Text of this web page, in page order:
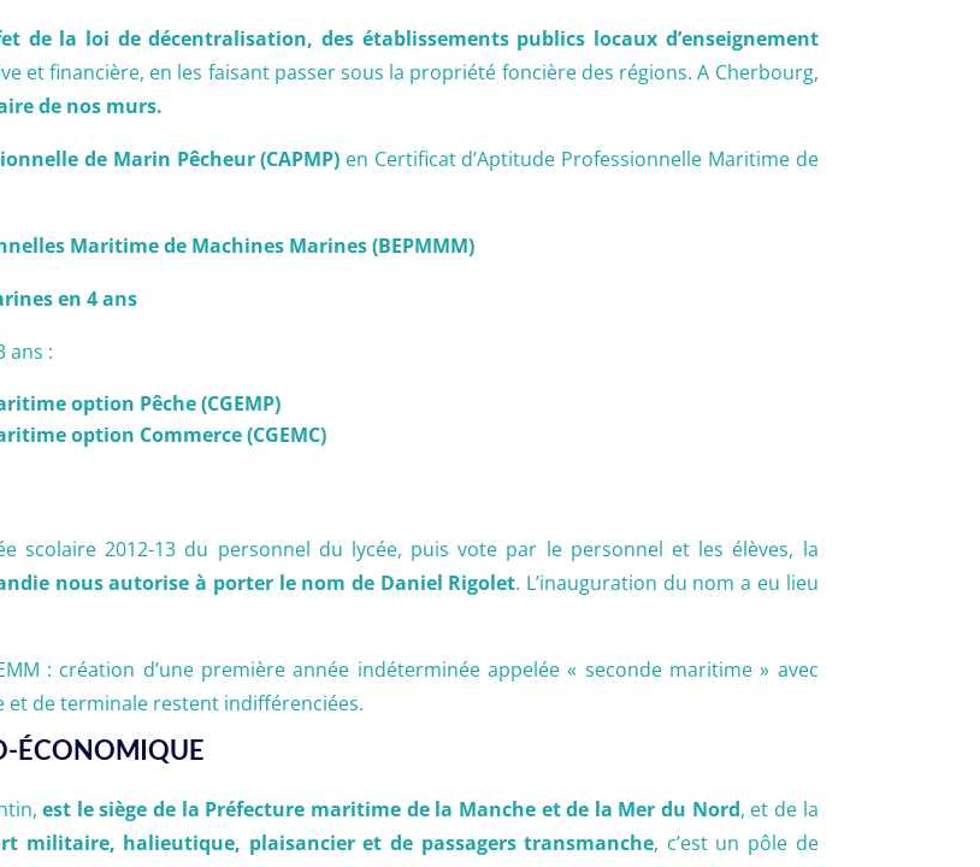
de la loi de décentralisation, des établissements publics locaux d’enseignement
et financière, en les faisant passer sous la propriété foncière des régions. A Cherbourg,
de nos murs.
de Marin Pêcheur (CAPMP) en Certificat d’Aptitude Professionnelle Maritime de
Maritime de Machines Marines (BEPMMM)
en 4 ans
ans :
option Pêche (CGEMP)
option Commerce (CGEMC)
scolaire 2012-13 du personnel du lycée, puis vote par le personnel et les élèves, la
nous autorise à porter le nom de Daniel Rigolet. L’inauguration du nom a eu lieu
: création d’une première année indéterminée appelée « seconde maritime » avec
et de terminale restent indifférenciées.
ÉCONOMIQUE
est le siège de la Préfecture maritime de la Manche et de la Mer du Nord, et de la
militaire, halieutique, plaisancier et de passagers transmanche, c’est un pôle de